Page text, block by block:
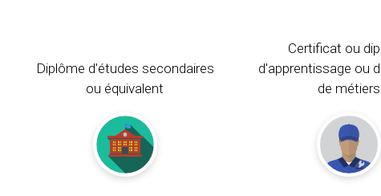
Diplôme d'études secondaires
ou équivalent
Certificat ou
d'apprentissage ou
de métiers